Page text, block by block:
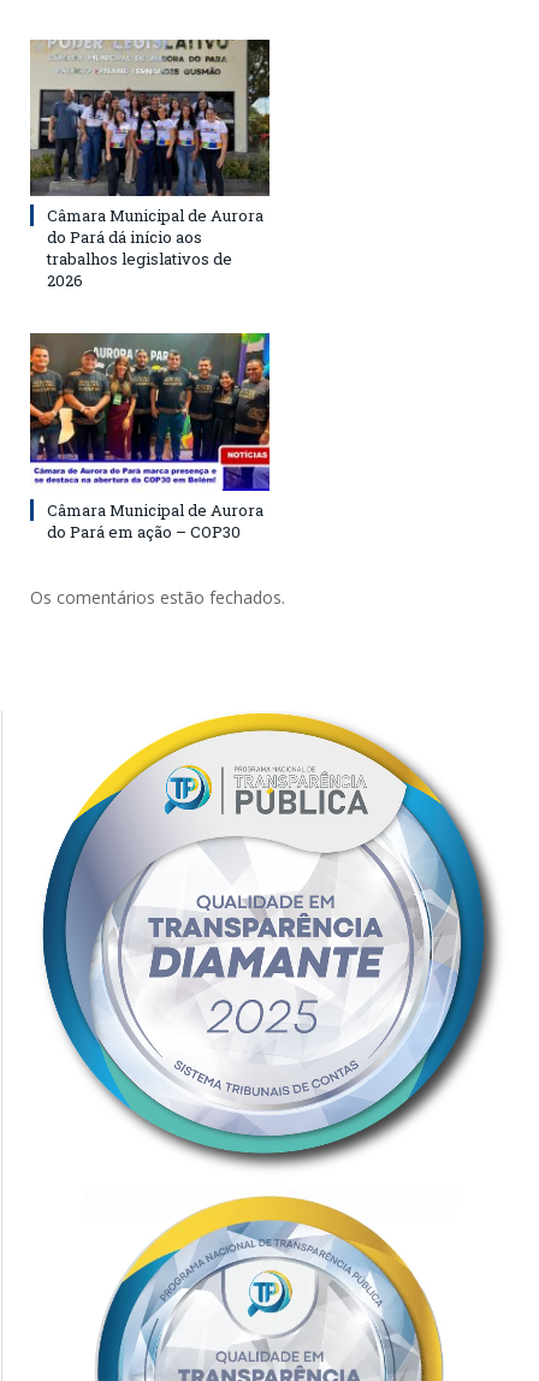
Câmara Municipal de Aurora
do Pará dá início aos
trabalhos legislativos de
2026
Câmara Municipal de Aurora
do Pará em ação – COP30
Os comentários estão fechados.